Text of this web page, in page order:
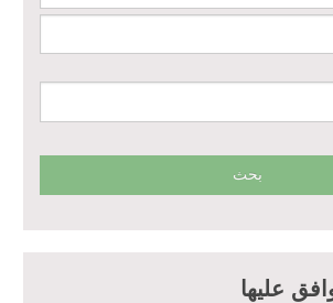
عليها
والبنية التحتية المستدامة في محافظة السويداء
لإعادة التأهيل في مدينة جسر الشغور